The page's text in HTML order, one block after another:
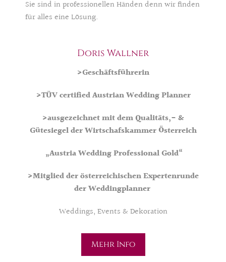
Sie sind in professionellen Händen denn wir finden
für alles eine Lösung.
Doris Wallner
>Geschäftsführerin
>TÜV certified Austrian Wedding Planner
>ausgezeichnet mit dem Qualitäts,- &
Gütesiegel der Wirtschafskammer Österreich
„Austria Wedding Professional Gold“
>Mitglied der österreichischen Expertenrunde
der Weddingplanner
Weddings, Events & Dekoration
Mehr Info